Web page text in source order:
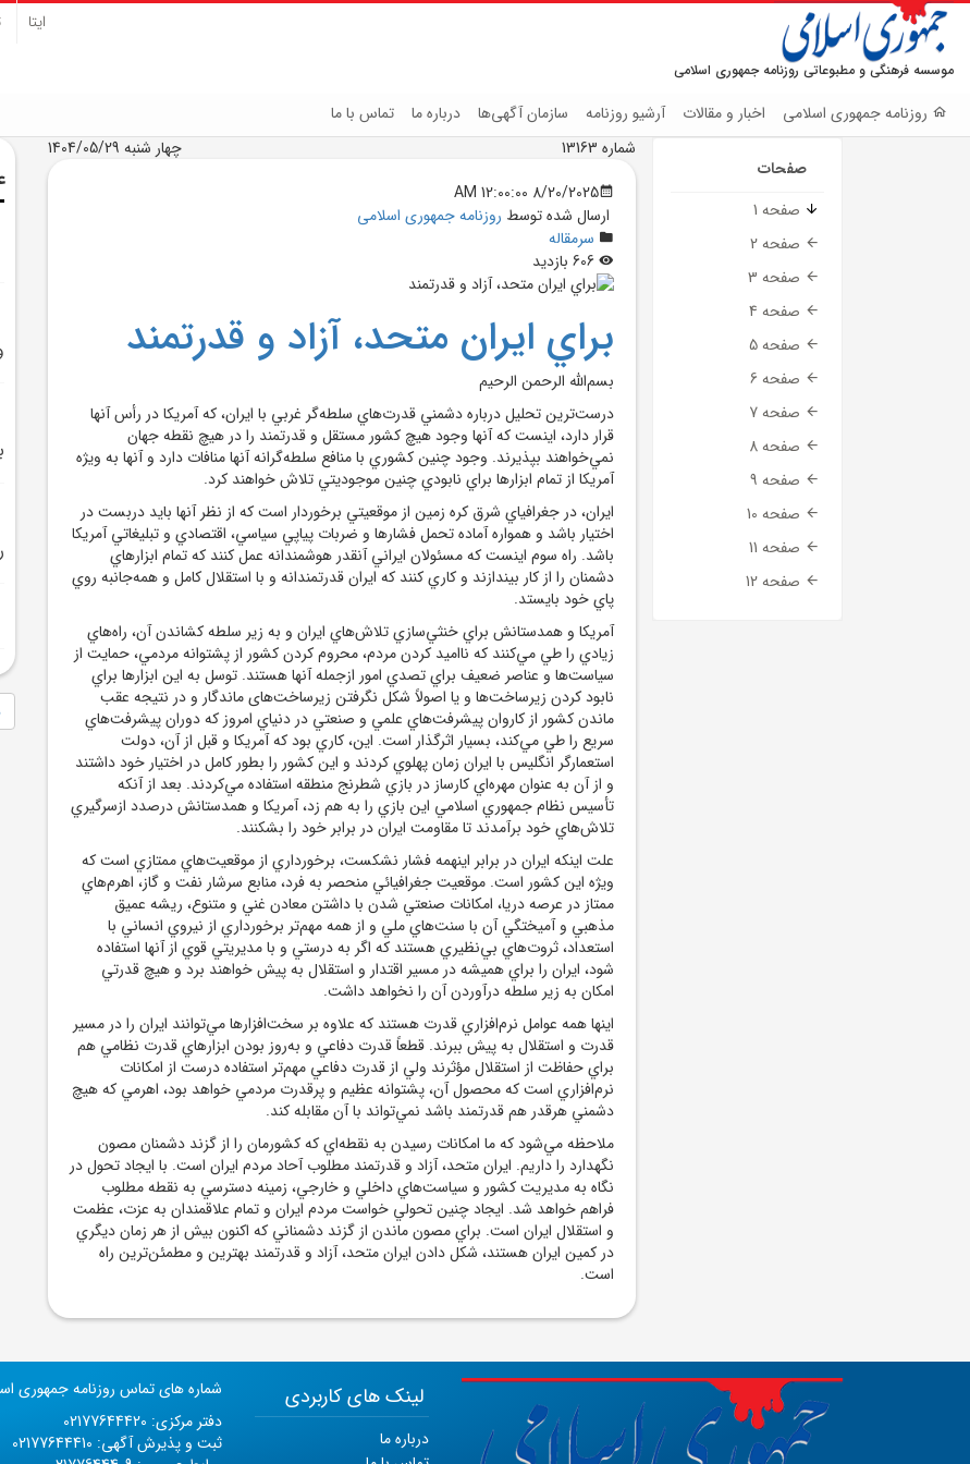
موسسه فرهنگی و مطبوعاتی روزنامه جمهوری اسلامی
ایتا
روزنامه جمهوری اسلامی اخبار و مقالات آرشیو روزنامه سازمان آگهی‌ها درباره ما تماس با ما
صفحات
صفحه 1
صفحه 2
صفحه 3
صفحه 4
صفحه 5
صفحه 6
صفحه 7
صفحه 8
صفحه 9
صفحه 10
صفحه 11
صفحه 12
شماره 13163
چهار شنبه 1404/05/29
8/20/2025 12:00:00 AM
ارسال شده توسط روزنامه جمهوری اسلامی
سرمقاله
براي ايران متحد، آزاد و قدرتمند
بسم‌الله الرحمن الرحيم
درست‌ترين تحليل درباره دشمني قدرت‌هاي سلطه‌گر غربي با ايران، که آمريکا در رأس آنها
قرار دارد، اينست که آنها وجود هيچ کشور مستقل و قدرتمند را در هيچ نقطه جهان
نمي‌‌خواهند بپذيرند. وجود چنين کشوري با منافع سلطه‌گرانه آنها منافات دارد و آنها به ويژه
آمريکا از تمام ابزارها براي نابودي چنين موجوديتي تلاش خواهند کرد.
ايران، در جغرافياي شرق کره زمين از موقعيتي برخوردار است که از نظر آنها بايد دربست در
اختيار باشد و همواره آماده تحمل فشارها و ضربات پياپي سياسي، اقتصادي و تبليغاتي آمريکا
باشد. راه سوم اينست که مسئولان ايراني آنقدر هوشمندانه عمل کنند که تمام ابزارهاي
دشمنان را از کار بيندازند و کاري کنند که ايران قدرتمندانه و با استقلال کامل و همه‌جانبه روي
پاي خود بايستد.
آمريکا و همدستانش براي خنثي‌سازي تلاش‌هاي ايران و به زير سلطه کشاندن آن، راه‌هاي
زيادي را طي مي‌کنند که نااميد کردن مردم، محروم کردن کشور از پشتوانه مردمي، حمايت از
سياست‌ها و عناصر ضعيف براي تصدي امور ازجمله آنها هستند. توسل به اين ابزارها براي
نابود کردن زيرساخت‌ها و يا اصولاً شکل نگرفتن زيرساخت‌های ماندگار و در نتيجه عقب
ماندن کشور از کاروان پيشرفت‌هاي علمي و صنعتي در دنياي امروز که دوران پيشرفت‌هاي
سريع را طي مي‌کند، بسيار اثرگذار است. اين، کاري بود که آمريکا و قبل از آن، دولت
استعمارگر انگليس با ايران زمان پهلوي کردند و اين کشور را بطور کامل در اختيار خود داشتند
و از آن به عنوان مهره‌اي کارساز در بازي شطرنج منطقه استفاده مي‌کردند. بعد از آنکه
تأسيس نظام جمهوري اسلامي اين بازي را به هم زد، آمريکا و همدستانش درصدد ازسرگيري
تلاش‌هاي خود برآمدند تا مقاومت ايران در برابر خود را بشکنند.
علت اينکه ايران در برابر اينهمه فشار نشکست، برخورداري از موقعيت‌هاي ممتازي است که
ويژه اين کشور است. موقعيت جغرافيائي منحصر به فرد، منابع سرشار نفت و گاز، اهرم‌هاي
ممتاز در عرصه دريا، امکانات صنعتي شدن با داشتن معادن غني و متنوع، ريشه عميق
مذهبي و آميختگي آن با سنت‌هاي ملي و از همه مهم‌تر برخورداري از نيروي انساني با
استعداد، ثروت‌هاي بي‌نظيري هستند که اگر به درستي و با مديريتي قوي از آنها استفاده
شود، ايران را براي هميشه در مسير اقتدار و استقلال به پيش خواهند برد و هيچ قدرتي
امکان به زير سلطه درآوردن آن را نخواهد داشت.
اينها همه عوامل نرم‌افزاري قدرت هستند که علاوه بر سخت‌افزارها مي‌توانند ايران را در مسير
قدرت و استقلال به پيش ببرند. قطعاً قدرت دفاعي و به‌روز بودن ابزارهاي قدرت نظامي هم
براي حفاظت از استقلال مؤثرند ولي از قدرت دفاعي مهم‌تر استفاده درست از امکانات
نرم‌افزاري است که محصول آن، پشتوانه عظيم و پرقدرت مردمي خواهد بود، اهرمي که هيچ
دشمني هرقدر هم قدرتمند باشد نمي‌تواند با آن مقابله کند.
ملاحظه مي‌شود که ما امکانات رسيدن به نقطه‌اي که کشورمان را از گزند دشمنان مصون
نگهدارد را داريم. ايران متحد، آزاد و قدرتمند مطلوب آحاد مردم ايران است. با ايجاد تحول در
نگاه به مديريت کشور و سياست‌هاي داخلي و خارجي، زمينه دسترسي به نقطه مطلوب
فراهم خواهد شد. ايجاد چنين تحولي خواست مردم ايران و تمام علاقمندان به عزت، عظمت
و استقلال ايران است. براي مصون ماندن از گزند دشمناني که اکنون بيش از هر زمان ديگري
در کمين ايران هستند، شکل دادن ايران متحد، آزاد و قدرتمند بهترين و مطمئن‌ترين راه
است.
شماره های تماس روزنامه جمهوری
دفتر مرکزی: 02177644420
ثبت و پذیرش آگهی: 02177644410
لینک های کاربردی
درباره ما